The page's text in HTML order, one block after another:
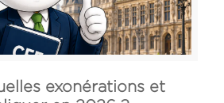
exonérations et